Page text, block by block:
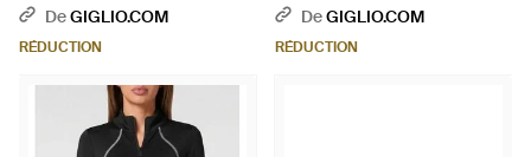
DeGIGLIO.COM
RÉDUCTION
DeGIGLIO.COM
RÉDUCTION